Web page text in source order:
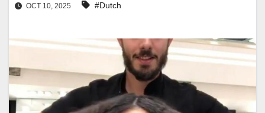
OCT 10, 2025 #Dutch